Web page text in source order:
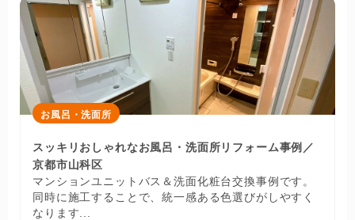
お風呂・洗面所
スッキリおしゃれなお風呂・洗面所リフォーム事例／
京都市山科区
マンションユニットバス＆洗面化粧台交換事例です。
同時に施工することで、統一感ある色選びがしやすく
なります...